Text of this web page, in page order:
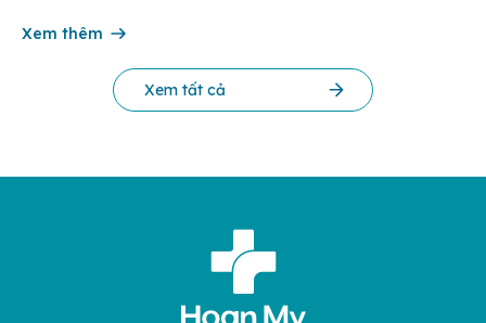
cứu Phát triển Doanh nghiệp Châu Á […]
Xem thêm
Xem tất cả